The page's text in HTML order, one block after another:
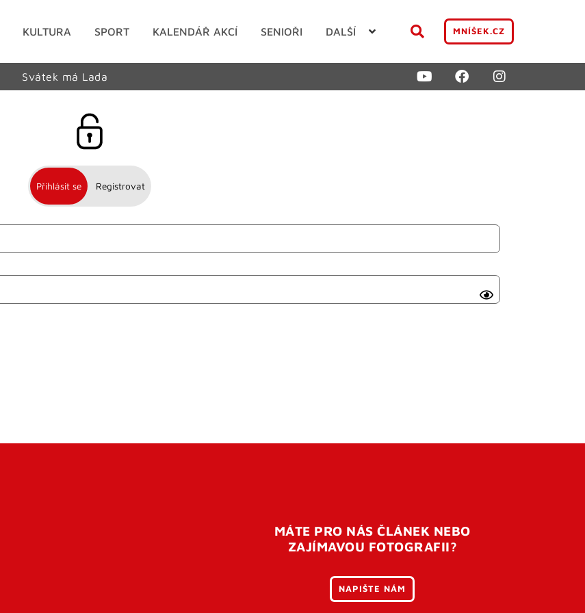
KULTURA SPORT KALENDÁŘ AKCÍ SENIOŘI DALŠÍ MNÍŠEK.CZ
Svátek má Lada
Přihlásit se Registrovat
MÁTE PRO NÁS ČLÁNEK NEBO
ZAJÍMAVOU FOTOGRAFII?
NAPIŠTE NÁM